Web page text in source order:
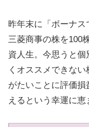
昨年末に「ボーナス
三菱商事の株を100
資人生。今思うと
くオススメできな
がたいことに評価
えるという幸運に恵